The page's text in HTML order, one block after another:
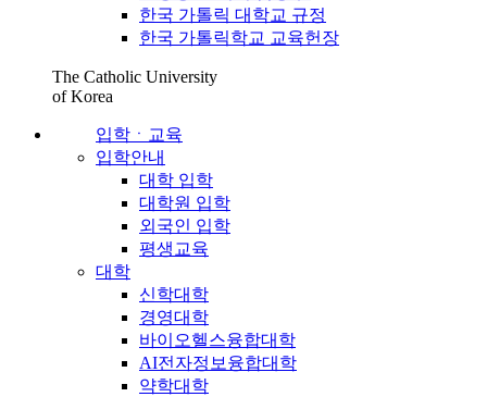
한국 가톨릭 대학교 규정
한국 가톨릭학교 교육헌장
The Catholic University
of Korea
입학ㆍ교육
입학안내
대학 입학
대학원 입학
외국인 입학
평생교육
대학
신학대학
경영대학
바이오헬스융합대학
AI전자정보융합대학
약학대학